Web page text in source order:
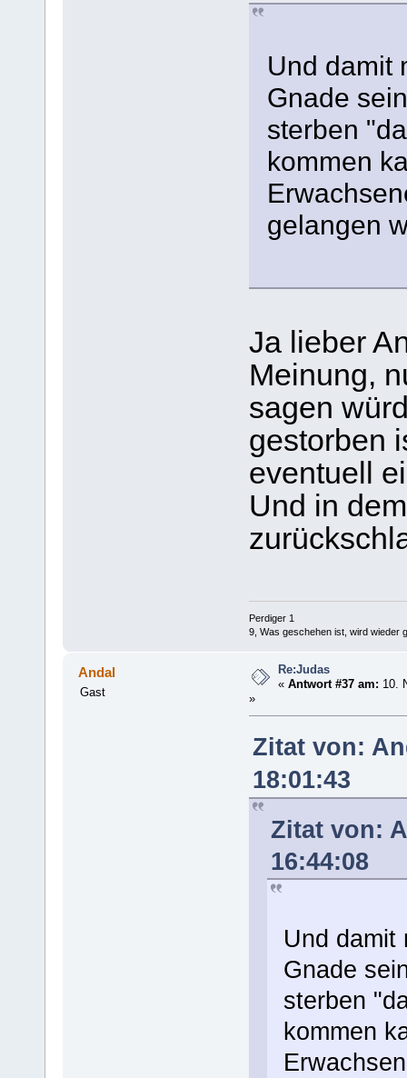
Und damit
Gnade
sterben
kommen
gelangen
Ja lieber
Meinung,
sagen
gestorben
eventuell
Und in
Perdiger 1
9, Was geschehen ist, wird wieder
Andal
Gast
Re:Judas
«Antwort #37 am: 10.
»
Zitat von:
18:01:43
Zitat von:
16:44:08
Und damit
Gnade
sterben
kommen